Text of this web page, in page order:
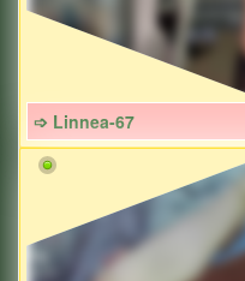
➩ Linnea-67